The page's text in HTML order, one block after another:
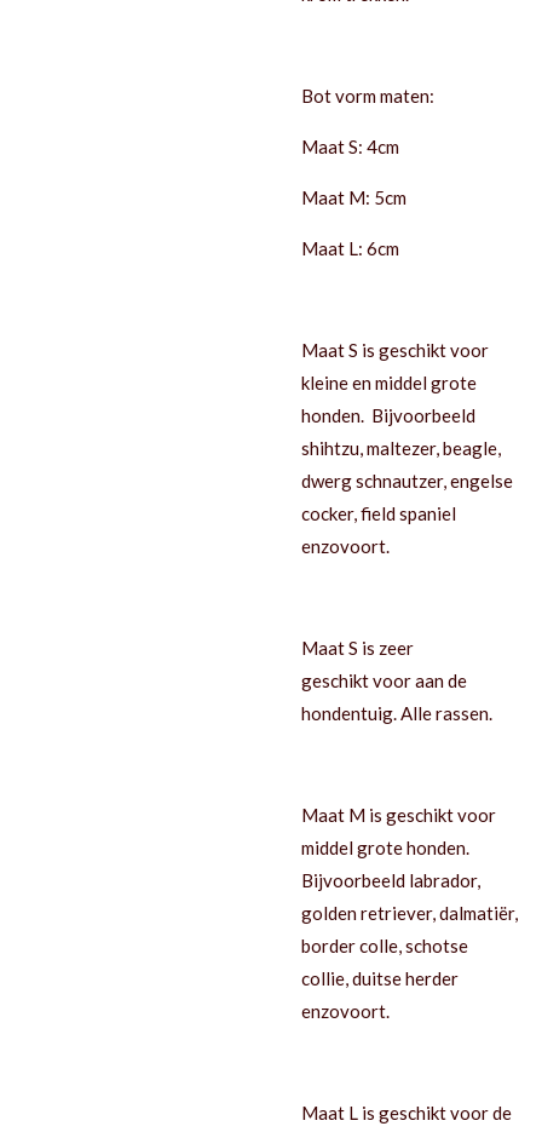
Bot vorm maten:
Maat S: 4cm
Maat M: 5cm
Maat L: 6cm
Maat S is geschikt voor
kleine en middel grote
honden. Bijvoorbeeld
shihtzu, maltezer, beagle,
dwerg schnautzer, engelse
cocker, field spaniel
enzovoort.
Maat S is zeer
geschikt voor aan de
hondentuig. Alle rassen.
Maat M is geschikt voor
middel grote honden.
Bijvoorbeeld labrador,
golden retriever, dalmatiër,
border colle, schotse
collie, duitse herder
enzovoort.
Maat L is geschikt voor de